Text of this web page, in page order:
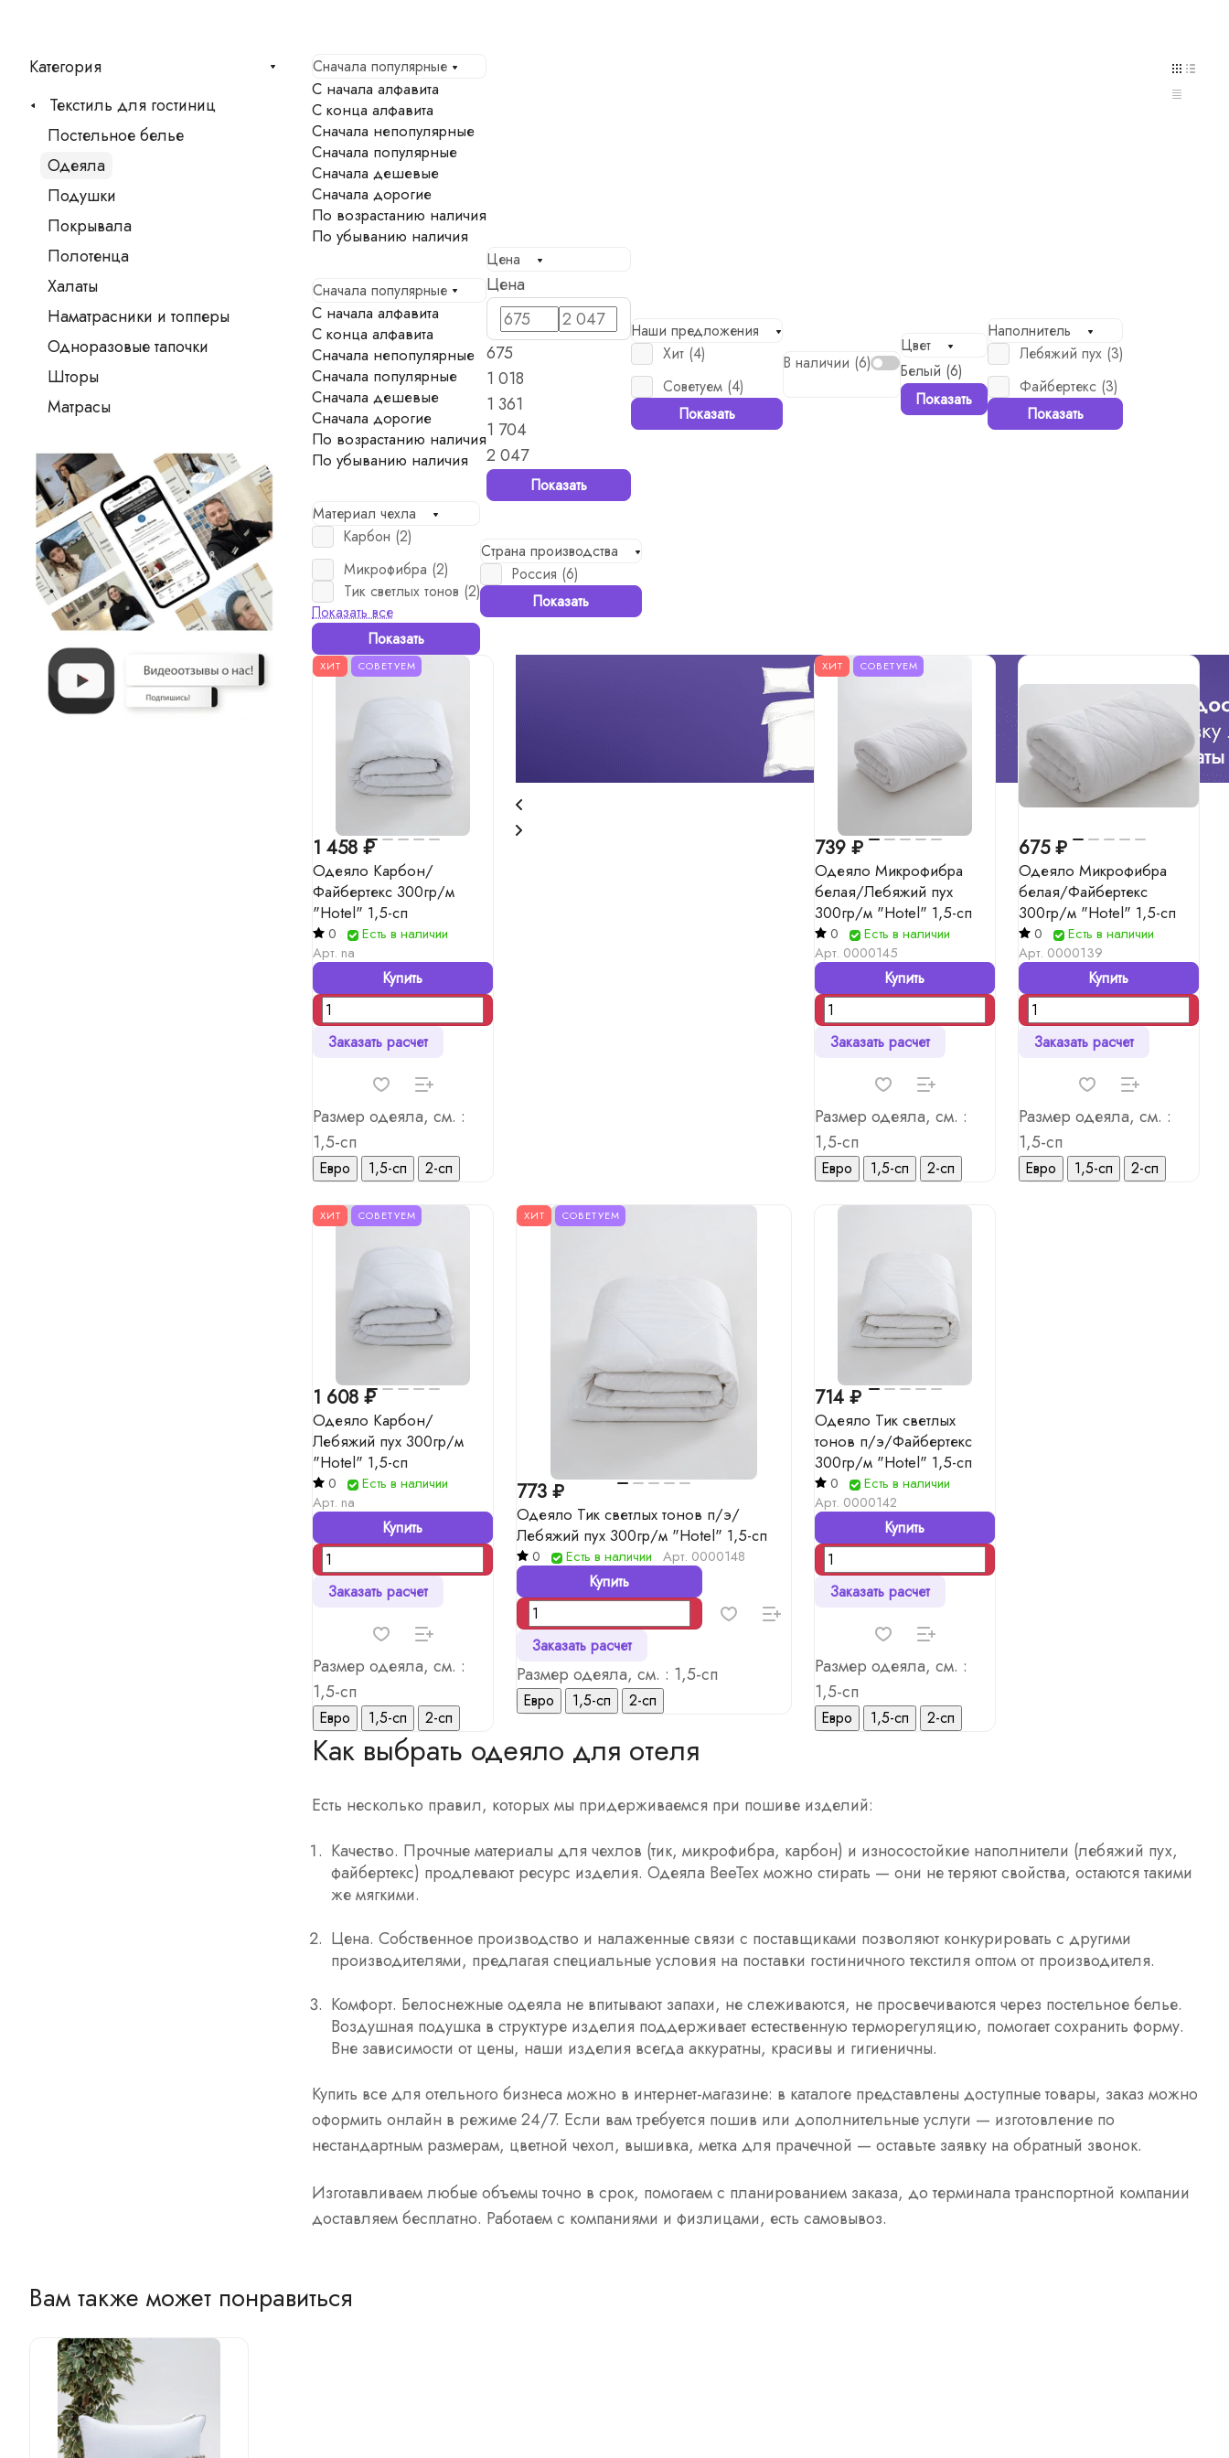
Сначала популярные
С начала алфавита
С конца алфавита
Сначала непопулярные
Сначала популярные
Сначала дешевые
Сначала дорогие
По возрастанию наличия
По убыванию наличия
Сначала популярные
С начала алфавита
С конца алфавита
Сначала непопулярные
Сначала популярные
Сначала дешевые
Сначала дорогие
По возрастанию наличия
По убыванию наличия
Цена
Цена
675
1 018
1 361
1 704
2 047
Показать
Наши предложения
Хит (4)
Советуем (4)
Показать
В наличии (6)
Цвет
Белый (6)
Показать
Наполнитель
Лебяжий пух (3)
Файбертекс (3)
Показать
Материал чехла
Карбон (2)
Микрофибра (2)
Тик светлых тонов (2)
Показать все
Показать
Страна производства
Россия (6)
Показать
ХИТ СОВЕТУЕМ
1 458 ₽
Одеяло Карбон/
Файбертекс 300гр/м
"Hotel" 1,5-сп
0
Есть в наличии
Арт. na
Купить
Заказать расчет
Размер одеяла, см. :
1,5-сп
Евро 1,5-сп 2-сп
ХИТ СОВЕТУЕМ
739 ₽
Одеяло Микрофибра
белая/Лебяжий пух
300гр/м "Hotel" 1,5-сп
0
Есть в наличии
Арт. 0000145
Купить
Заказать расчет
Размер одеяла, см. :
1,5-сп
Евро 1,5-сп 2-сп
675 ₽
Одеяло Микрофибра
белая/Файбертекс
300гр/м "Hotel" 1,5-сп
0
Есть в наличии
Арт. 0000139
Купить
Заказать расчет
Размер одеяла, см. :
1,5-сп
Евро 1,5-сп 2-сп
ХИТ СОВЕТУЕМ
1 608 ₽
Одеяло Карбон/
Лебяжий пух 300гр/м
"Hotel" 1,5-сп
0
Есть в наличии
Арт. na
Купить
Заказать расчет
Размер одеяла, см. :
1,5-сп
Евро 1,5-сп 2-сп
ХИТ СОВЕТУЕМ
773 ₽
Одеяло Тик светлых тонов п/э/
Лебяжий пух 300гр/м "Hotel" 1,5-сп
0 Есть в наличии Арт. 0000148
Купить
Заказать расчет
Размер одеяла, см. : 1,5-сп
Евро 1,5-сп 2-сп
714 ₽
Одеяло Тик светлых
тонов п/э/Файбертекс
300гр/м "Hotel" 1,5-сп
0
Есть в наличии
Арт. 0000142
Купить
Заказать расчет
Размер одеяла, см. :
1,5-сп
Евро 1,5-сп 2-сп
Как выбрать одеяло для отеля
Есть несколько правил, которых мы придерживаемся при пошиве изделий:
Качество. Прочные материалы для чехлов (тик, микрофибра, карбон) и износостойкие наполнители (лебяжий пух,
файбертекс) продлевают ресурс изделия. Одеяла BeeTex можно стирать — они не теряют свойства, остаются такими
же мягкими.
Цена. Собственное производство и налаженные связи с поставщиками позволяют конкурировать с другими
производителями, предлагая специальные условия на поставки гостиничного текстиля оптом от производителя.
Комфорт. Белоснежные одеяла не впитывают запахи, не слеживаются, не просвечиваются через постельное белье.
Воздушная подушка в структуре изделия поддерживает естественную терморегуляцию, помогает сохранить форму.
Вне зависимости от цены, наши изделия всегда аккуратны, красивы и гигиеничны.
Купить все для отельного бизнеса можно в интернет-магазине: в каталоге представлены доступные товары, заказ можно
оформить онлайн в режиме 24/7. Если вам требуется пошив или дополнительные услуги — изготовление по
нестандартным размерам, цветной чехол, вышивка, метка для прачечной — оставьте заявку на обратный звонок.
Изготавливаем любые объемы точно в срок, помогаем с планированием заказа, до терминала транспортной компании
доставляем бесплатно. Работаем с компаниями и физлицами, есть самовывоз.
Категория
Текстиль для гостиниц
Постельное белье
Одеяла
Подушки
Покрывала
Полотенца
Халаты
Наматрасники и топперы
Одноразовые тапочки
Шторы
Матрасы
Вам также может понравиться